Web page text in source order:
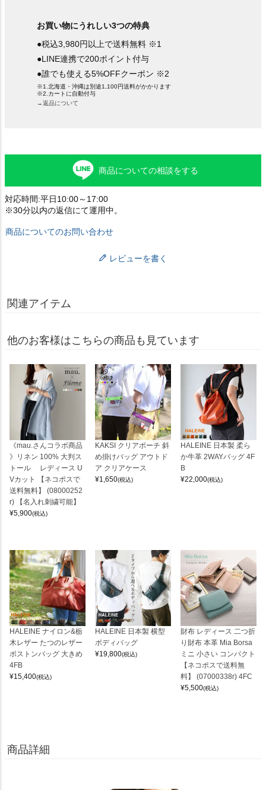
お買い物にうれしい3つの特典
●税込3,980円以上で送料無料 ※1
●LINE連携で200ポイント付与
●誰でも使える5%OFFクーポン ※2
※1.北海道・沖縄は別途1,100円送料がかかります
※2.カートに自動付与
→返品について
商品についての相談をする
対応時間:平日10:00～17:00
※30分以内の返信にて運用中。
商品についてのお問い合わせ
レビューを書く
関連アイテム
他のお客様はこちらの商品も見ています
《mau.さんコラボ商品
》リネン 100% 大判ス
トール レディース U
Vカット 【ネコポスで
送料無料】 (08000252
r) 【名入れ刺繍可能】
¥5,900(税込)
KAKSI クリアポーチ 斜
め掛けバッグ アウトド
ア クリアケース
¥1,650(税込)
HALEINE 日本製 柔ら
か牛革 2WAYバッグ 4F
B
¥22,000(税込)
HALEINE ナイロン&栃
木レザー たつのレザー
ボストンバッグ 大きめ
4FB
¥15,400(税込)
HALEINE 日本製 横型
ボディバッグ
¥19,800(税込)
財布 レディース 二つ折
り財布 本革 Mia Borsa
ミニ 小さい コンパクト
【ネコポスで送料無
料】 (07000338r) 4FC
¥5,500(税込)
商品詳細